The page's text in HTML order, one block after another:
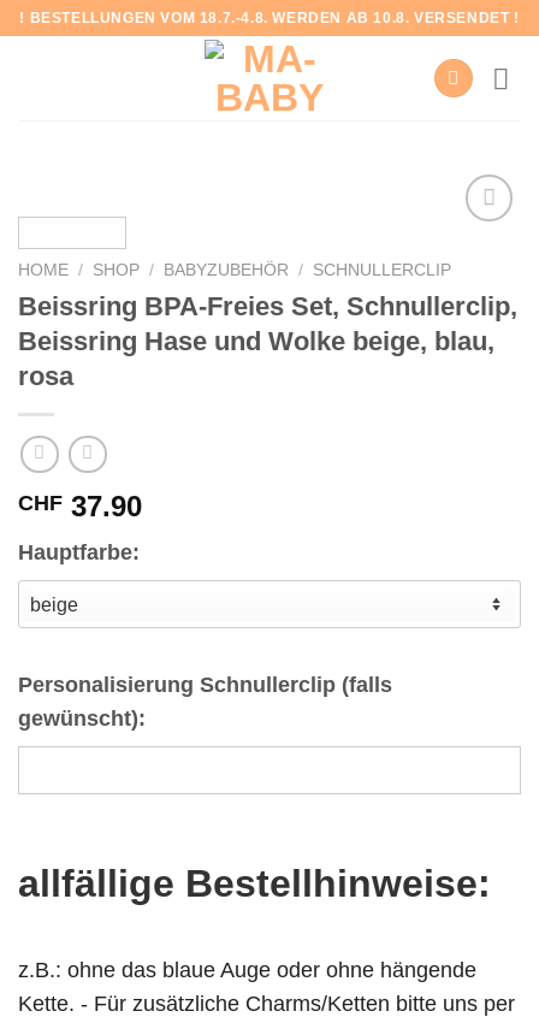
Skip! BESTELLUNGEN VOM 18.7.-4.8. WERDEN AB 10.8. VERSENDET !
wishlist
HOME / SHOP / BABYZUBEHÖR / SCHNULLERCLIP
Beissring BPA-Freies Set, Schnullerclip,
Beissring Hase und Wolke beige, blau,
rosa
CHF 37.90
Hauptfarbe:
Personalisierung Schnullerclip (falls
gewünscht):
allfällige Bestellhinweise:
z.B.: ohne das blaue Auge oder ohne hängende
Kette. - Für zusätzliche Charms/Ketten bitte uns per